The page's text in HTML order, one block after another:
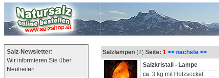
Salz-Newsletter:
Wir informieren Sie über
Neuheiten ...
Salzlampen (2) Seite: 1 >> nächste >>
Salzkristall - Lampe
ca. 3 kg mit Holzsockel